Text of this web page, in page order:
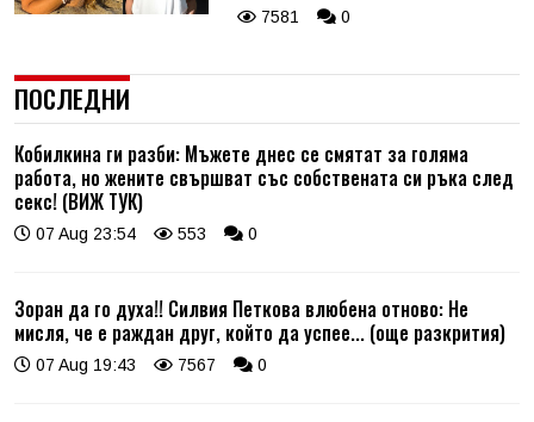
7581 0
ПОСЛЕДНИ
Кобилкина ги разби: Мъжете днес се смятат за голяма
работа, но жените свършват със собствената си ръка след
секс! (ВИЖ ТУК)
07 Aug 23:54 553 0
Зоран да го духа!! Силвия Петкова влюбена отново: Не
мисля, че е раждан друг, който да успее... (още разкрития)
07 Aug 19:43 7567 0